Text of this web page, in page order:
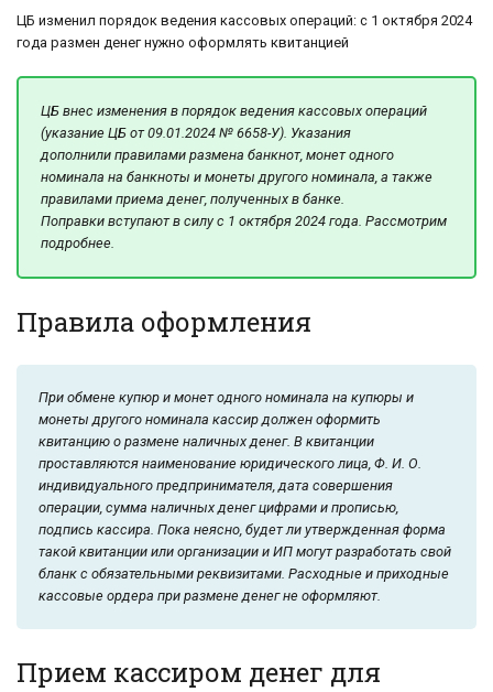
ЦБ изменил порядок ведения кассовых операций: с 1 октября 2024
года размен денег нужно оформлять квитанцией
ЦБ внес изменения в порядок ведения кассовых операций
(указание ЦБ от 09.01.2024 № 6658-У). Указания
дополнили правилами размена банкнот, монет одного
номинала на банкноты и монеты другого номинала, а также
правилами приема денег, полученных в банке.
Поправки вступают в силу с 1 октября 2024 года. Рассмотрим
подробнее.
Правила оформления
При обмене купюр и монет одного номинала на купюры и
монеты другого номинала кассир должен оформить
квитанцию о размене наличных денег. В квитанции
проставляются наименование юридического лица, Ф. И. О.
индивидуального предпринимателя, дата совершения
операции, сумма наличных денег цифрами и прописью,
подпись кассира. Пока неясно, будет ли утвержденная форма
такой квитанции или организации и ИП могут разработать свой
бланк с обязательными реквизитами. Расходные и приходные
кассовые ордера при размене денег не оформляют.
Прием кассиром денег для